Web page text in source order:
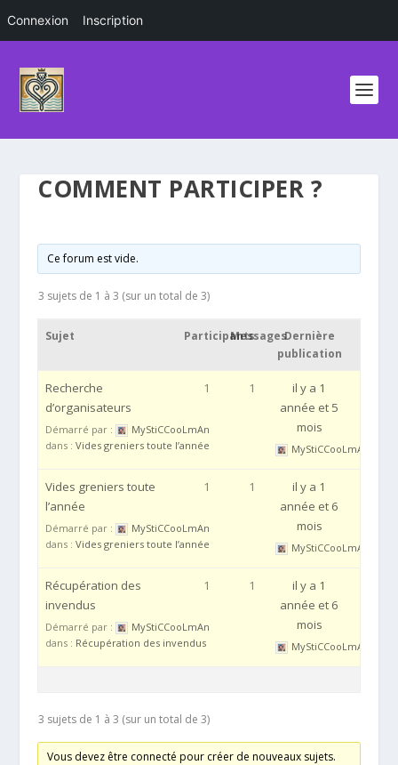
COMMENT PARTICIPER ?
Ce forum est vide.
3 sujets de 1 à 3 (sur un total de 3)
Sujet ParticipantsMessagesDernière
publication
Recherche
d’organisateurs
Démarré par :
MyStiCCooLmAn
dans :Vides greniers toute l’année
1 1
il y a 1
année et 5
mois
MyStiCCooLmAn
Vides greniers toute
l’année
Démarré par :
MyStiCCooLmAn
dans :Vides greniers toute l’année
1 1
il y a 1
année et 6
mois
MyStiCCooLmAn
Récupération des
invendus
Démarré par :
MyStiCCooLmAn
dans : Récupération des invendus
1 1
il y a 1
année et 6
mois
MyStiCCooLmAn
3 sujets de 1 à 3 (sur un total de 3)
Vous devez être connecté pour créer de nouveaux sujets.
Connexion Inscription